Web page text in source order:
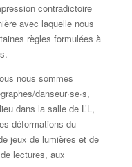
contradictoire
avec laquelle nous
règles formulées à
nous sommes
danseur·se·s,
dans la salle de L’L,
déformations du
jeux de lumières et de
lectures, aux